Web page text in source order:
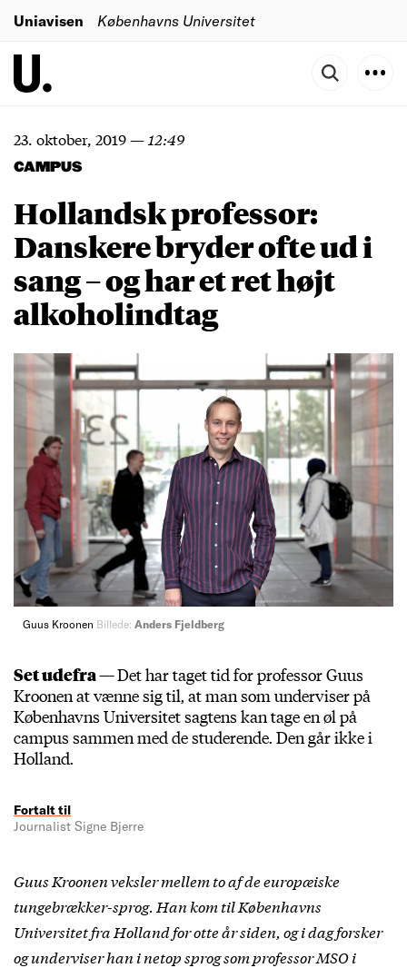
Uniavisen Københavns Universitet
23. oktober, 2019— 12:49
CAMPUS
Hollandsk professor:
Danskere bryder ofte ud i
sang – og har et ret højt
alkoholindtag
Guus Kroonen Billede: Anders Fjeldberg
Set udefra —Det har taget tid for professor Guus
Kroonen at vænne sig til, at man som underviser på
Københavns Universitet sagtens kan tage en øl på
campus sammen med de studerende. Den går ikke i
Holland.
Fortalt til
Journalist Signe Bjerre
Guus Kroonen veksler mellem to af de europæiske
tungebrækker-sprog. Han kom til Københavns
Universitet fra Holland for otte år siden, og i dag forsker
og underviser han i netop sprog som professor MSO i